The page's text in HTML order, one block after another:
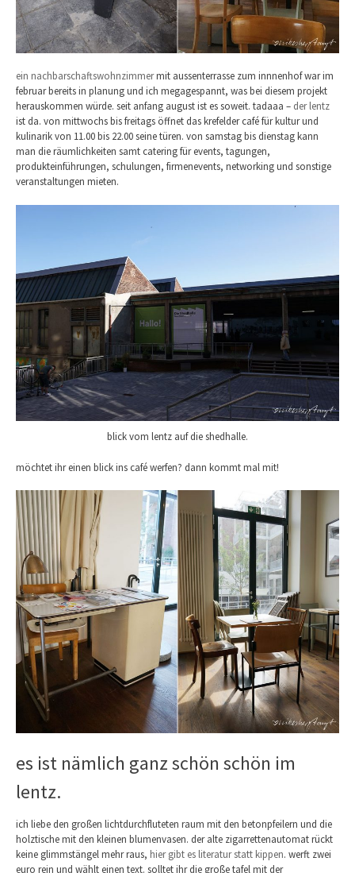
ein nachbarschaftswohnzimmermit aussenterrasse zum innnenhof war im
februar bereits in planung und ich megagespannt, was bei diesem projekt
herauskommen würde. seit anfang august ist es soweit. tadaaa – der lentz
ist da. von mittwochs bis freitags öffnet das krefelder café für kultur und
kulinarik von 11.00 bis 22.00 seine türen. von samstag bis dienstag kann
man die räumlichkeiten samt catering für events, tagungen,
produkteinführungen, schulungen, firmenevents, networking und sonstige
veranstaltungen mieten.
blick vom lentz auf die shedhalle.
möchtet ihr einen blick ins café werfen? dann kommt mal mit!
es ist nämlich ganz schön schön im
lentz.
ich liebe den großen lichtdurchfluteten raum mit den betonpfeilern und die
holztische mit den kleinen blumenvasen. der alte zigarrettenautomat rückt
keine glimmstängel mehr raus, hier gibt es literatur statt kippen. werft zwei
euro rein und wählt einen text. solltet ihr die große tafel mit der